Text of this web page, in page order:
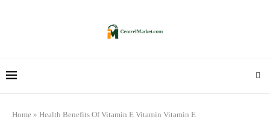
Home » Health Benefits Of Vitamin E Vitamin Vitamin E